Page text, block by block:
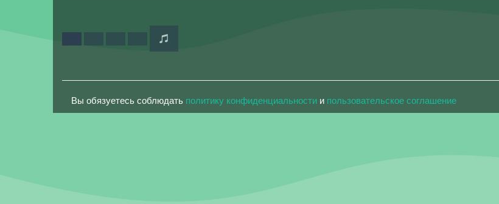
Вы обязуетесь соблюдать политику конфиденциальности и пользовательское соглашение